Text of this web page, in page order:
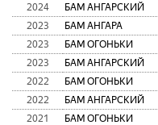
2024
БАМ АНГАРСКИЙ
2023
БАМ АНГАРА
2023
БАМ ОГОНЬКИ
2023
БАМ АНГАРСКИЙ
2022
БАМ ОГОНЬКИ
2022
БАМ АНГАРСКИЙ
2021
БАМ ОГОНЬКИ